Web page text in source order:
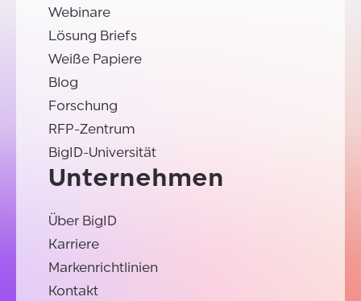
Webinare
Lösung Briefs
Weiße Papiere
Blog
Forschung
RFP-Zentrum
BigID-Universität
Unternehmen
Über BigID
Karriere
Markenrichtlinien
Kontakt